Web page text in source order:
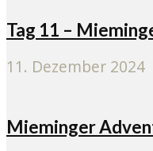
Tag 11 –
11. Dezember 2024
Mieminger